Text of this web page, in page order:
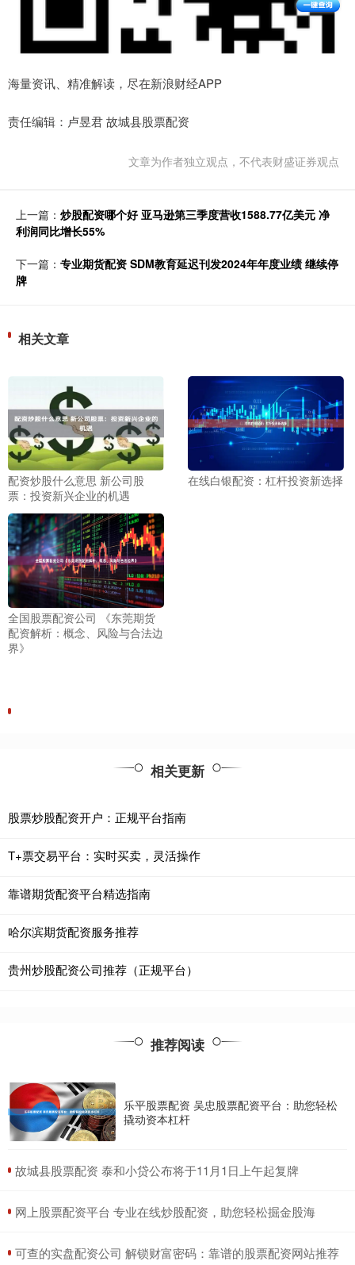
海量资讯、精准解读，尽在新浪财经APP
责任编辑：卢昱君 故城县股票配资
文章为作者独立观点，不代表财盛证券观点
上一篇： 炒股配资哪个好 亚马逊第三季度营收1588.77亿美元 净
利润同比增长55%
下一篇： 专业期货配资 SDM教育延迟刊发2024年年度业绩 继续停
牌
相关文章
配资炒股什么意思 新公司股
票：投资新兴企业的机遇
在线白银配资：杠杆投资新选择
全国股票配资公司 《东莞期货
配资解析：概念、风险与合法边
界》
相关更新
股票炒股配资开户：正规平台指南
T+票交易平台：实时买卖，灵活操作
靠谱期货配资平台精选指南
哈尔滨期货配资服务推荐
贵州炒股配资公司推荐（正规平台）
推荐阅读
乐平股票配资 吴忠股票配资平台：助您轻松
撬动资本杠杆
​故城县股票配资 泰和小贷公布将于11月1日上午起复牌
​网上股票配资平台 专业在线炒股配资，助您轻松掘金股海
​可查的实盘配资公司 解锁财富密码：靠谱的股票配资网站推荐